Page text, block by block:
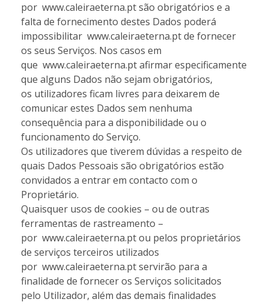
por www.caleiraeterna.pt são obrigatórios e a
falta de fornecimento destes Dados poderá
impossibilitar www.caleiraeterna.pt de fornecer
os seus Serviços. Nos casos em
que www.caleiraeterna.pt afirmar especificamente
que alguns Dados não sejam obrigatórios,
os utilizadores ficam livres para deixarem de
comunicar estes Dados sem nenhuma
consequência para a disponibilidade ou o
funcionamento do Serviço.
Os utilizadores que tiverem dúvidas a respeito de
quais Dados Pessoais são obrigatórios estão
convidados a entrar em contacto com o
Proprietário.
Quaisquer usos de cookies – ou de outras
ferramentas de rastreamento –
por www.caleiraeterna.pt ou pelos proprietários
de serviços terceiros utilizados
por www.caleiraeterna.pt servirão para a
finalidade de fornecer os Serviços solicitados
pelo Utilizador, além das demais finalidades